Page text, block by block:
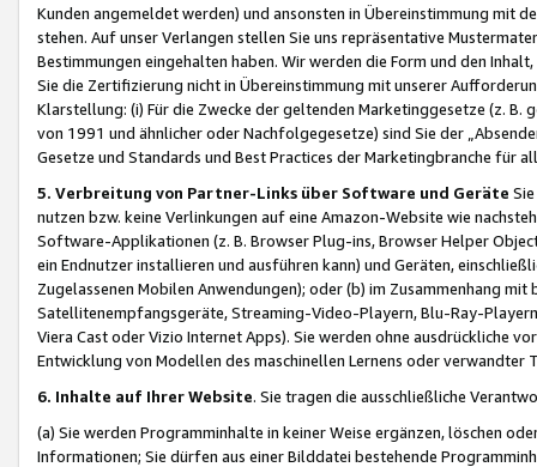
Kunden angemeldet werden) und ansonsten in Übereinstimmung mit
stehen. Auf unser Verlangen stellen Sie uns repräsentative
Bestimmungen eingehalten haben. Wir werden die Form und den
Sie die Zertifizierung nicht in Übereinstimmung mit unserer
Klarstellung: (i) Für die Zwecke der geltenden Marketinggesetze (z. B.
von 1991 und ähnlicher oder Nachfolgegesetze) sind Sie der
Gesetze und Standards und Best Practices der Marketingbranche für
5. Verbreitung von Partner-Links über Software und Geräte
nutzen bzw. keine Verlinkungen auf eine Amazon-Website wie
Software-Applikationen (z. B. Browser Plug-ins, Browser Helper
ein Endnutzer installieren und ausführen kann) und Geräten,
Zugelassenen Mobilen Anwendungen); oder (b) im Zusammenhang
Satellitenempfangsgeräte, Streaming-Video-Playern, Blu-Ray-
Viera Cast oder Vizio Internet Apps). Sie werden ohne ausdrückliche
Entwicklung von Modellen des maschinellen Lernens oder
6. Inhalte auf Ihrer Website. Sie tragen die ausschließliche
(a) Sie werden Programminhalte in keiner Weise ergänzen, löschen
Informationen; Sie dürfen aus einer Bilddatei bestehende